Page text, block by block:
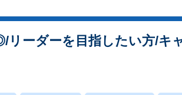
ーダーを目指したい方/キ